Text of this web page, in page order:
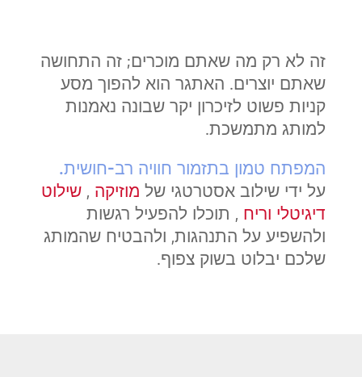
זה לא רק מה שאתם מוכרים; זה התחושה
שאתם יוצרים. האתגר הוא להפוך מסע
קניות פשוט לזיכרון יקר שבונה נאמנות
למותג מתמשכת.
המפתח טמון בתזמור חוויה רב-חושית.
על ידי שילוב אסטרטגי של מוזיקה , שילוט
דיגיטלי וריח , תוכלו להפעיל רגשות
ולהשפיע על התנהגות, ולהבטיח שהמותג
שלכם יבלוט בשוק צפוף.